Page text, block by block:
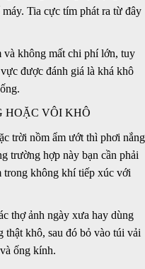
Tia cực tím phát ra từ đây
và không mất chi phí lớn, tuy
được đánh giá là khá khô
HOẶC VÔI KHÔ
trời nồm ẩm ướt thì phơi nắng
trường hợp này bạn cần phải
trong không khí tiếp xúc với
thợ ảnh ngày xưa hay dùng
thật khô, sau đó bỏ vào túi vải
ống kính.